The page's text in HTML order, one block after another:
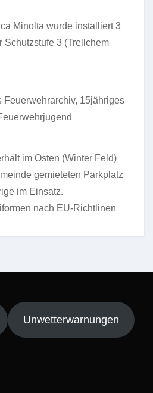
Minolta wurde installiert 3
Schutzstufe 3 (Trellchem
Feuerwehrarchiv, 15jähriges
im Osten (Winter Feld)
gemieteten Parkplatz
im Einsatz.
nach EU-Richtlinen
Unwetterwarnungen